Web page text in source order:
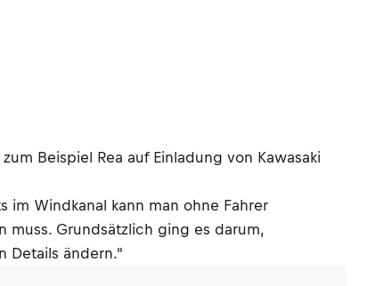
Beispiel Rea auf Einladung von Kawasaki
im Windkanal kann man ohne Fahrer
muss. Grundsätzlich ging es darum,
Details ändern."